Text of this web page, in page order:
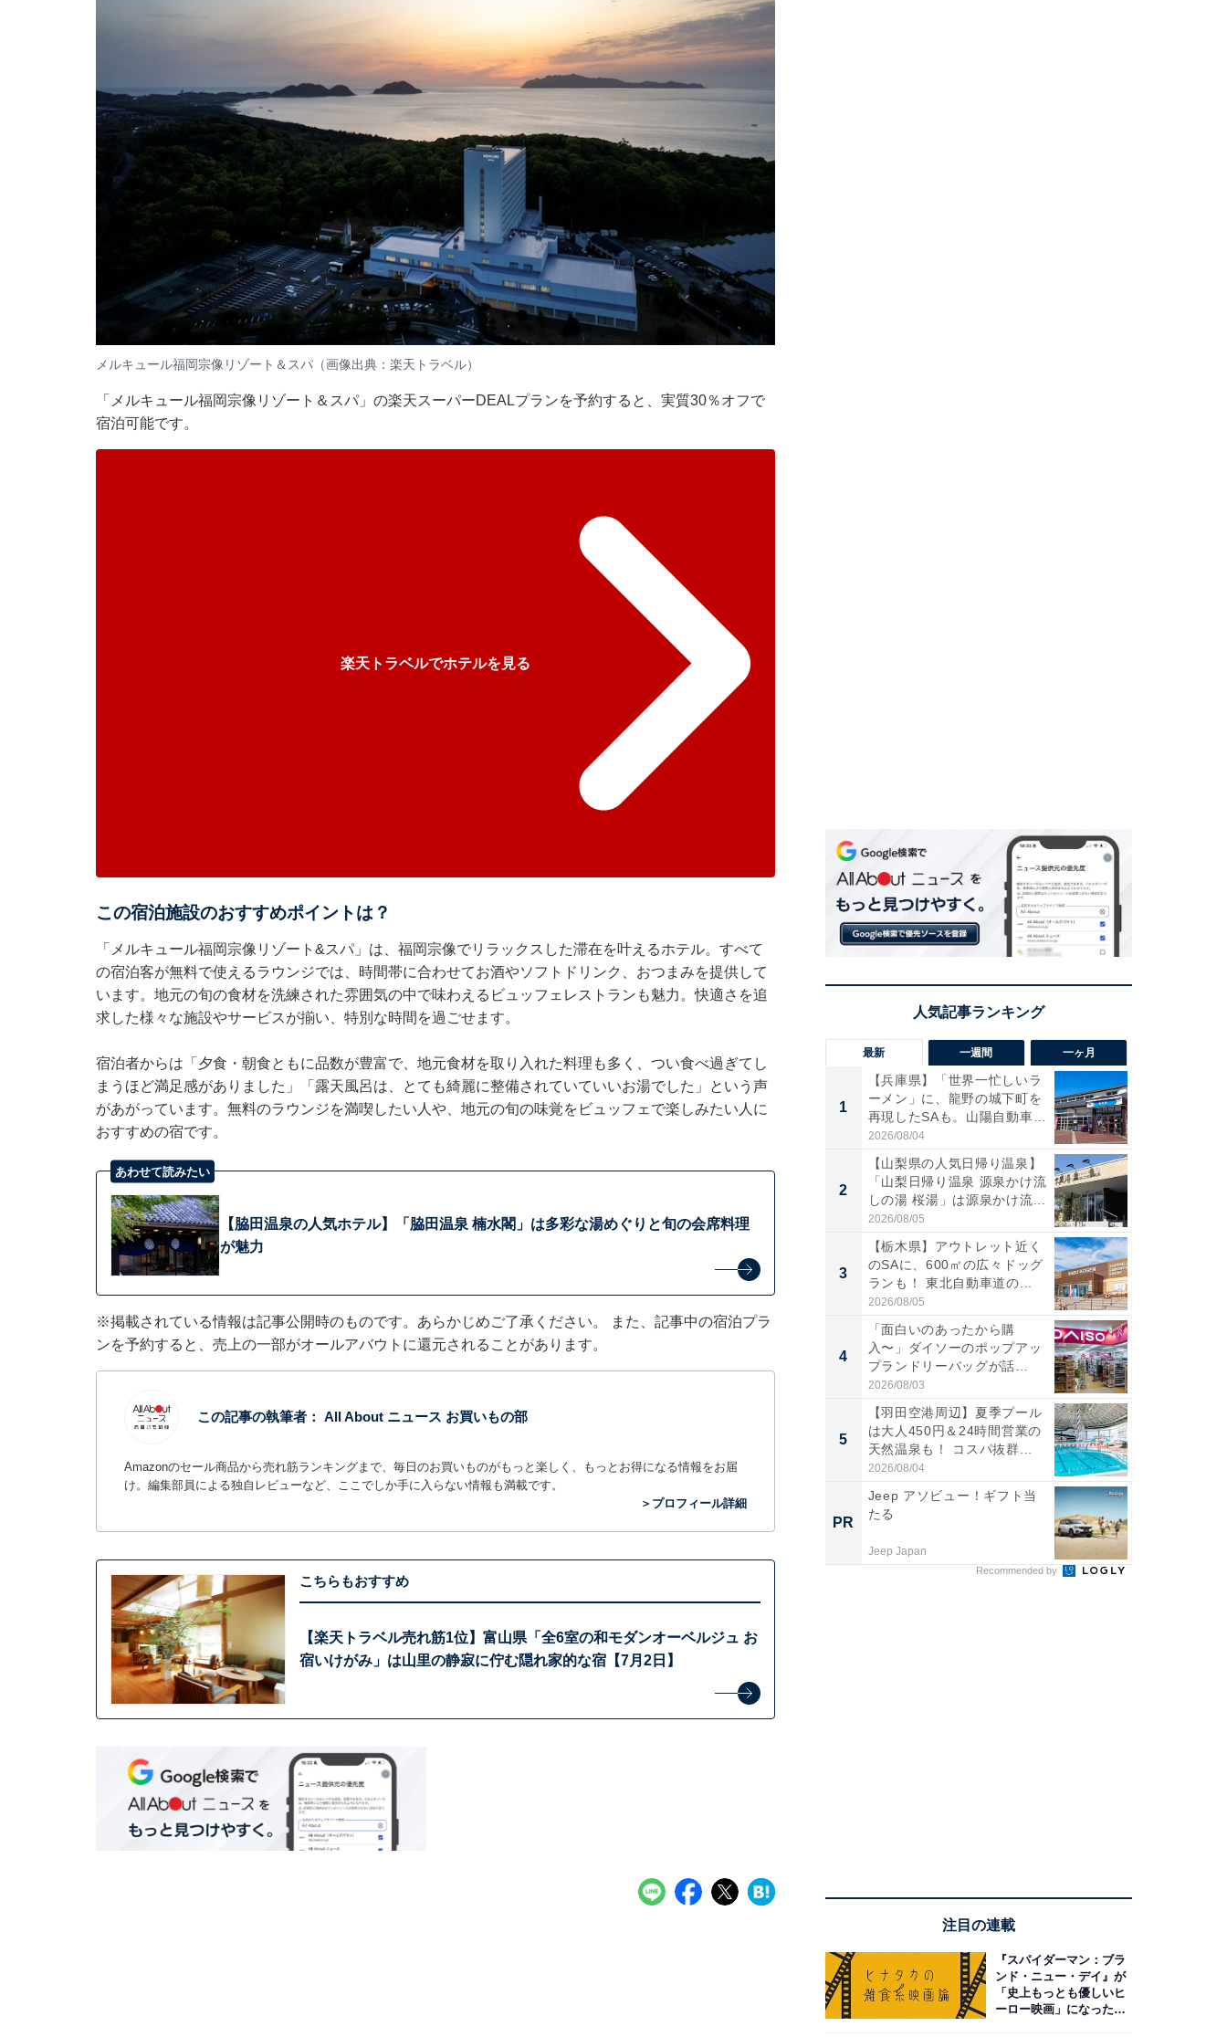
メルキュール福岡宗像リゾート＆スパ（画像出典：楽天トラベル）
「メルキュール福岡宗像リゾート＆スパ」の楽天スーパーDEALプランを予約すると、実質30％オフで
宿泊可能です。
楽天トラベルでホテルを見る
この宿泊施設のおすすめポイントは？
「メルキュール福岡宗像リゾート&スパ」は、福岡宗像でリラックスした滞在を叶えるホテル。すべて
の宿泊客が無料で使えるラウンジでは、時間帯に合わせてお酒やソフトドリンク、おつまみを提供して
います。地元の旬の食材を洗練された雰囲気の中で味わえるビュッフェレストランも魅力。快適さを追
求した様々な施設やサービスが揃い、特別な時間を過ごせます。
宿泊者からは「夕食・朝食ともに品数が豊富で、地元食材を取り入れた料理も多く、つい食べ過ぎてし
まうほど満足感がありました」「露天風呂は、とても綺麗に整備されていていいお湯でした」という声
があがっています。無料のラウンジを満喫したい人や、地元の旬の味覚をビュッフェで楽しみたい人に
おすすめの宿です。
あわせて読みたい
【脇田温泉の人気ホテル】「脇田温泉 楠水閣」は多彩な湯めぐりと旬の会席料理
が魅力
※掲載されている情報は記事公開時のものです。あらかじめご了承ください。 また、記事中の宿泊プラ
ンを予約すると、売上の一部がオールアバウトに還元されることがあります。
この記事の執筆者： All About ニュース お買いもの部
Amazonのセール商品から売れ筋ランキングまで、毎日のお買いものがもっと楽しく、もっとお得になる情報をお届
け。編集部員による独自レビューなど、ここでしか手に入らない情報も満載です。
＞プロフィール詳細
こちらもおすすめ
【楽天トラベル売れ筋1位】富山県「全6室の和モダンオーベルジュ お
宿いけがみ」は山里の静寂に佇む隠れ家的な宿【7月2日】
最新 一週間 一ヶ月
1
【兵庫県】「世界一忙しいラ
ーメン」に、龍野の城下町を
再現したSAも。山陽自動車
道...
2026/08/04
2
【山梨県の人気日帰り温泉】
「山梨日帰り温泉 源泉かけ流
しの湯 桜湯」は源泉かけ流...
2026/08/05
3
【栃木県】アウトレット近く
のSAに、600㎡の広々ドッグ
ランも！ 東北自動車道の...
2026/08/05
4
「面白いのあったから購
入〜」ダイソーのポップアッ
プランドリーバッグが話
題。“さま...
2026/08/03
5
【羽田空港周辺】夏季プール
は大人450円＆24時間営業の
天然温泉も！ コスパ抜群...
2026/08/04
PR
Jeep アソビュー！ギフト当
たる
Jeep Japan
Recommended by
注目の連載
『スパイダーマン：ブラ
ンド・ニュー・デイ』が
「史上もっとも優しいヒ
ーロー映画」になった理